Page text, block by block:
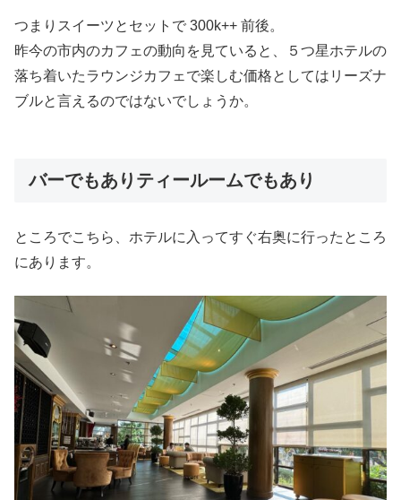
つまりスイーツとセットで 300k++ 前後。
昨今の市内のカフェの動向を見ていると、５つ星ホテルの
落ち着いたラウンジカフェで楽しむ価格としてはリーズナ
ブルと言えるのではないでしょうか。
バーでもありティールームでもあり
ところでこちら、ホテルに入ってすぐ右奥に行ったところ
にあります。